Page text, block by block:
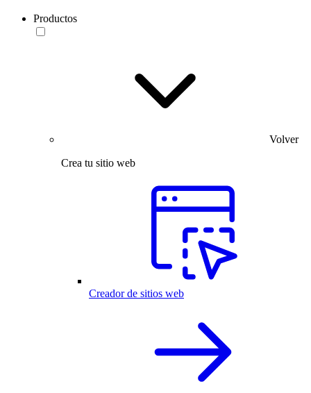
Productos
Volver
Crea tu sitio web
Creador de sitios web